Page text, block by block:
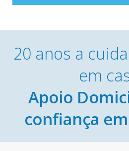
20 anos a
em
Apoio
confiança